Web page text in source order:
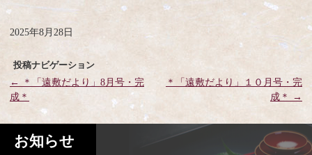
2025年8月28日
投稿ナビゲーション
←
＊「遠敷だより」8月号・完
成＊
＊「遠敷だより」１０月号・完
成＊
→
お知らせ